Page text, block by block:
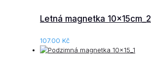
Letná magnetka 10x15cm_2
107.00 Kč